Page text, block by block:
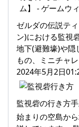
ゼルダの伝説テ
ン)における監視
地下(避難壕)や隠
もの、ミニチャ
2024年5月2日
監視砦の行き方
始まりの空島か